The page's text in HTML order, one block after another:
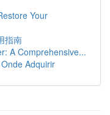
Your
指南
A Comprehensive...
Adquirir